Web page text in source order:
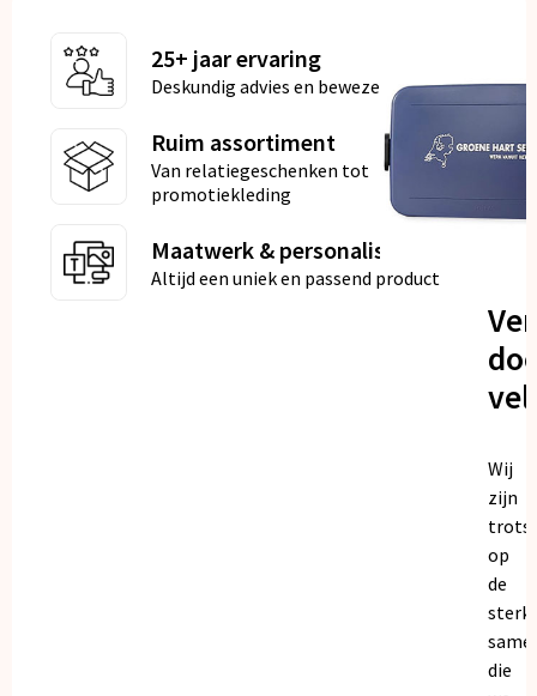
25+ jaar ervaring
Deskundig advies en bewezen kwaliteit
Ruim assortiment
Van relatiegeschenken tot
promotiekleding
Maatwerk & personalisatie
Altijd een uniek en passend product
Wij
zijn
trots
op
de
die